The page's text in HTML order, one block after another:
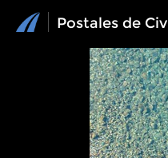
Postales de